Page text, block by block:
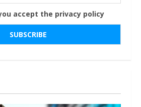
accept the privacy policy